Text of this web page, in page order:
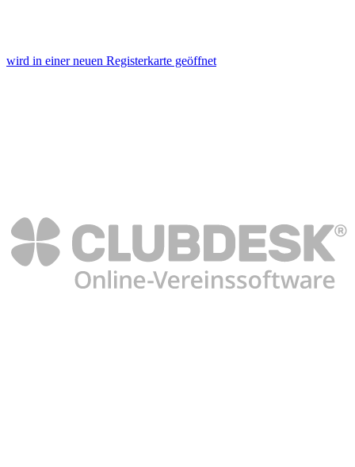
wird in einer neuen Registerkarte geöffnet